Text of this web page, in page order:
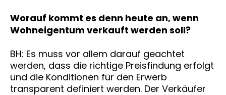
Worauf kommt es denn heute an, wenn
Wohneigentum verkauft werden soll?
BH: Es muss vor allem darauf geachtet
werden, dass die richtige Preisfindung erfolgt
und die Konditionen für den Erwerb
transparent definiert werden. Der Verkäufer